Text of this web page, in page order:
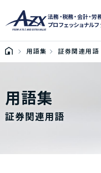
法務・税務・会計・労
プロフェッショナル
用語集 証券関連用語
用語集
証券関連用語